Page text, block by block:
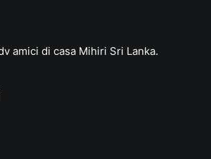
amici di casa Mihiri Sri Lanka.